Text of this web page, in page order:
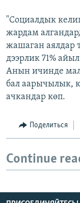
"Социалдык
жардам
жашаган аялдар
дээрлик 71%
Анын ичинде мал
бал аарычылык,
ачкандар көп.
Поделиться
Continue